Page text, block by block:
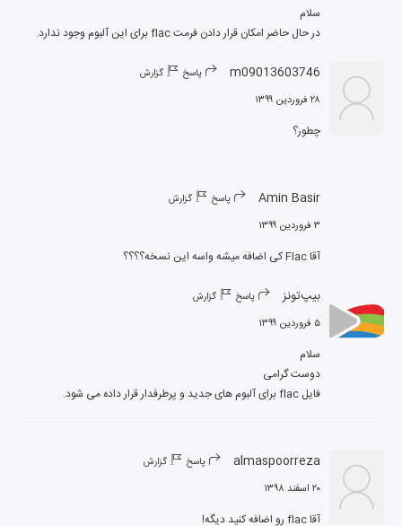
در حال حاضر امکان قرار دادن فرمت flac برای این آلبوم وجود ندارد.
m09013603746 پاسخ گزارش
۲۸ فروردین ۱۳۹۹
چطور؟
Amin Basir پاسخ گزارش
۳ فروردین ۱۳۹۹
آقا Flac کی اضافه میشه واسه این نسخه؟؟؟؟
بیپ‌تونز پاسخ گزارش
۵ فروردین ۱۳۹۹
فایل flac برای آلبوم های جدید و پرطرفدار قرار داده می شود.
almaspoorreza پاسخ گزارش
۲۰ اسفند ۱۳۹۸
آقا flac رو اضافه کنید دیگه!